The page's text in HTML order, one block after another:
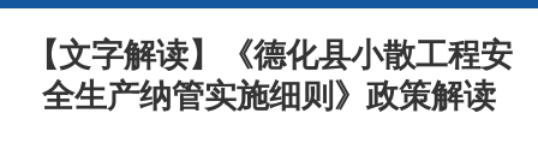
【文字解读】《德化县小散工程安
全生产纳管实施细则》政策解读